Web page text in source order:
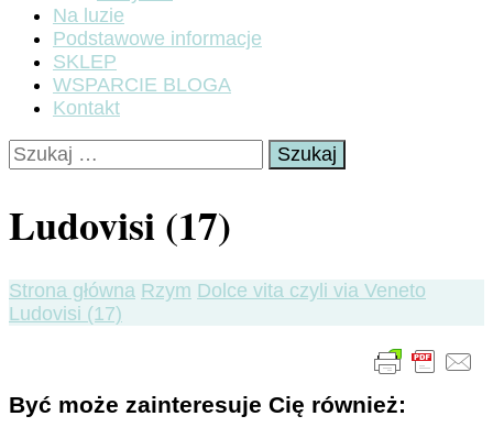
Na luzie
Podstawowe informacje
SKLEP
WSPARCIE BLOGA
Kontakt
Szukaj:
Ludovisi (17)
Strona główna Rzym Dolce vita czyli via Veneto
Ludovisi (17)
Być może zainteresuje Cię również: